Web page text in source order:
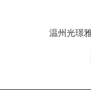
温州光璟